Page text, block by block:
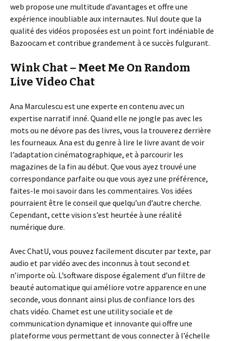
web propose une multitude d’avantages et offre une
expérience inoubliable aux internautes. Nul doute que la
qualité des vidéos proposées est un point fort indéniable de
Bazoocam et contribue grandement à ce succès fulgurant.
Wink Chat – Meet Me On Random
Live Video Chat
Ana Marculescu est une experte en contenu avec un
expertise narratif inné. Quand elle ne jongle pas avec les
mots ou ne dévore pas des livres, vous la trouverez derrière
les fourneaux. Ana est du genre à lire le livre avant de voir
l’adaptation cinématographique, et à parcourir les
magazines de la fin au début. Que vous ayez trouvé une
correspondance parfaite ou que vous ayez une préférence,
faites-le moi savoir dans les commentaires. Vos idées
pourraient être le conseil que quelqu’un d’autre cherche.
Cependant, cette vision s’est heurtée à une réalité
numérique dure.
Avec ChatU, vous pouvez facilement discuter par texte, par
audio et par vidéo avec des inconnus à tout second et
n’importe où. L’software dispose également d’un filtre de
beauté automatique qui améliore votre apparence en une
seconde, vous donnant ainsi plus de confiance lors des
chats vidéo. Chamet est une utility sociale et de
communication dynamique et innovante qui offre une
plateforme vous permettant de vous connecter à l’échelle